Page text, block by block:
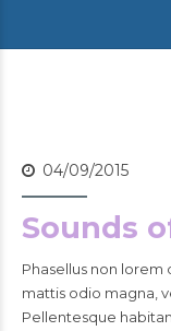
04/09/2015
Sounds
Phasellus non lorem
mattis odio magna,
Pellentesque